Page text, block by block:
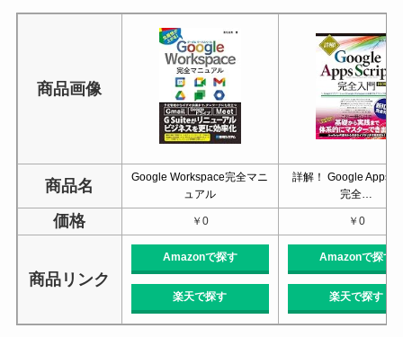
商品画像
商品名
Google Workspace完全マニ
ュアル
詳解！ Google Apps
完全…
価格 ￥0 ￥0
商品リンク
Amazonで探す
楽天で探す
Amazonで探す
楽天で探す